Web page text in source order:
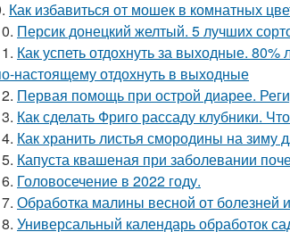
Как избавиться от мошек в комнатных
Персик донецкий желтый. 5 лучших
Как успеть отдохнуть за выходные. 80%
настоящему отдохнуть в выходные
Первая помощь при острой диарее.
Как сделать Фриго рассаду клубники.
Как хранить листья смородины на зиму
Капуста квашеная при заболевании
Головосечение в 2022 году.
Обработка малины весной от болезней
Универсальный календарь обработок